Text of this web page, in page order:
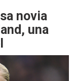
novia
una